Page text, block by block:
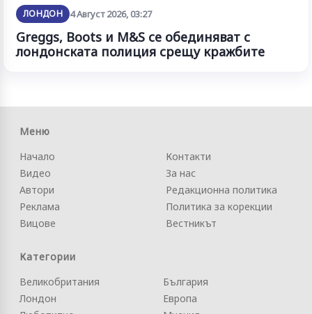
ЛОНДОН 4 Август 2026, 03:27
Greggs, Boots и M&S се обединяват с
лондонската полиция срещу кражбите
Меню
Начало
Видео
Автори
Реклама
Вицове
Контакти
За нас
Редакционна политика
Политика за корекции
Вестникът
Категории
Великобритания
Лондон
България
Европа